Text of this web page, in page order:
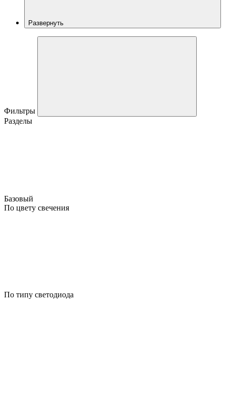
Развернуть
Фильтры
Разделы
Базовый
По цвету свечения
По типу светодиода